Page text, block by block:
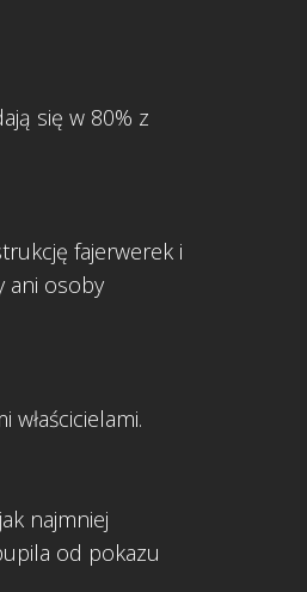
się w 80% z
fajerwerek i
ani osoby
najmniej
od pokazu